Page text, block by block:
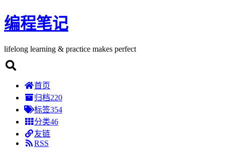
编程笔记
lifelong learning & practice makes perfect
首页
归档220
标签354
分类46
友链
RSS